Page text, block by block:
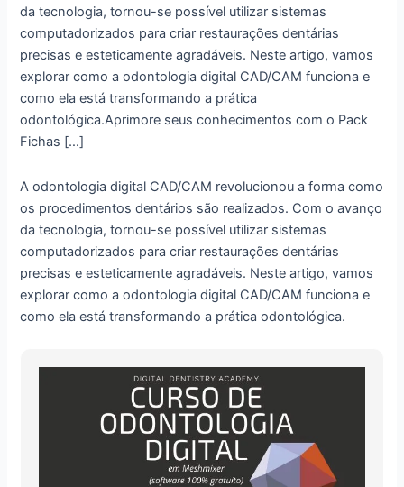
da tecnologia, tornou-se possível utilizar sistemas
computadorizados para criar restaurações dentárias
precisas e esteticamente agradáveis. Neste artigo, vamos
explorar como a odontologia digital CAD/CAM funciona e
como ela está transformando a prática
odontológica.Aprimore seus conhecimentos com o Pack
Fichas […]
A odontologia digital CAD/CAM revolucionou a forma como
os procedimentos dentários são realizados. Com o avanço
da tecnologia, tornou-se possível utilizar sistemas
computadorizados para criar restaurações dentárias
precisas e esteticamente agradáveis. Neste artigo, vamos
explorar como a odontologia digital CAD/CAM funciona e
como ela está transformando a prática odontológica.